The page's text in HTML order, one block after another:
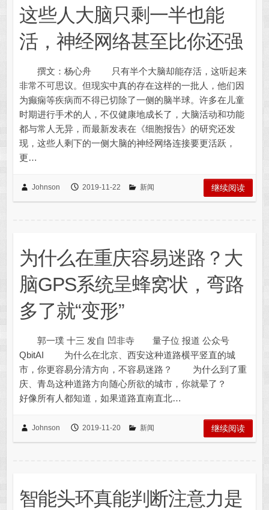
这些人大脑只剩一半也能
活，神经网络甚至比你还强
撰文：杨心舟 只有半个大脑却能存活，这听起来
非常不可思议。但现实中真的存在这样的一批人，他们因
为癫痫等疾病而不得已切除了一侧的脑半球。许多在儿童
时期进行手术的人，不仅健康地成长了，大脑活动和功能
都与常人无异，而最新发表在《细胞报告》的研究还发
现，这些人剩下的一侧大脑的神经网络连接要更活跃，
更…
Johnson 2019-11-22 新闻 继续阅读
为什么在重庆容易迷路？大
脑GPS系统呈蜂窝状，弯路
多了就“变形”
郭一璞 十三 发自 凹非寺 量子位 报道 公众号
QbitAI 为什么在北京、西安这种道路横平竖直的城
市，你更容易分清方向，不容易迷路？ 为什么到了重
庆、青岛这种道路方向随心所欲的城市，你就晕了？
好像所有人都知道，如果道路直南直北…
Johnson 2019-11-20 新闻 继续阅读
智能头环真能判断注意力是